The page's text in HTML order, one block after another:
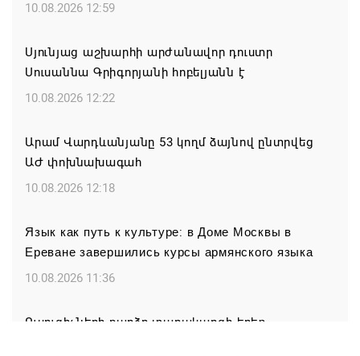
10.08.2026 12:59
Սյունյաց աշխարհի արժանավոր դուստր
Սուսաննա Գրիգորյանի հոբելյանն է
10.08.2026 12:22
Արամ Վարդևանյանը 53 կողմ ձայնով ընտրվեց
ԱԺ փոխնախագահ
10.08.2026 12:18
Язык как путь к культуре: в Доме Москвы в
Ереване завершились курсы армянского языка
10.08.2026 11:36
Ուսուցիչների բարձր տարակարգի երեք